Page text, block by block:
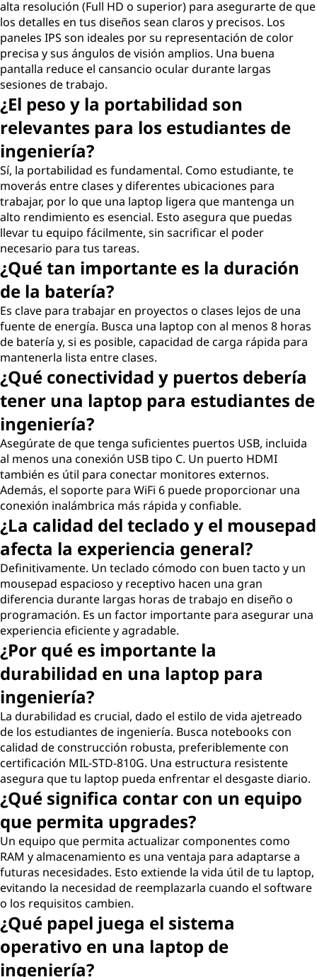
alta resolución (Full HD o superior) para asegurarte de que
los detalles en tus diseños sean claros y precisos. Los
paneles IPS son ideales por su representación de color
precisa y sus ángulos de visión amplios. Una buena
pantalla reduce el cansancio ocular durante largas
sesiones de trabajo.
¿El peso y la portabilidad son
relevantes para los estudiantes de
ingeniería?
Sí, la portabilidad es fundamental. Como estudiante, te
moverás entre clases y diferentes ubicaciones para
trabajar, por lo que una laptop ligera que mantenga un
alto rendimiento es esencial. Esto asegura que puedas
llevar tu equipo fácilmente, sin sacrificar el poder
necesario para tus tareas.
¿Qué tan importante es la duración
de la batería?
Es clave para trabajar en proyectos o clases lejos de una
fuente de energía. Busca una laptop con al menos 8 horas
de batería y, si es posible, capacidad de carga rápida para
mantenerla lista entre clases.
¿Qué conectividad y puertos debería
tener una laptop para estudiantes de
ingeniería?
Asegúrate de que tenga suficientes puertos USB, incluida
al menos una conexión USB tipo C. Un puerto HDMI
también es útil para conectar monitores externos.
Además, el soporte para WiFi 6 puede proporcionar una
conexión inalámbrica más rápida y confiable.
¿La calidad del teclado y el mousepad
afecta la experiencia general?
Definitivamente. Un teclado cómodo con buen tacto y un
mousepad espacioso y receptivo hacen una gran
diferencia durante largas horas de trabajo en diseño o
programación. Es un factor importante para asegurar una
experiencia eficiente y agradable.
¿Por qué es importante la
durabilidad en una laptop para
ingeniería?
La durabilidad es crucial, dado el estilo de vida ajetreado
de los estudiantes de ingeniería. Busca notebooks con
calidad de construcción robusta, preferiblemente con
certificación MIL-STD-810G. Una estructura resistente
asegura que tu laptop pueda enfrentar el desgaste diario.
¿Qué significa contar con un equipo
que permita upgrades?
Un equipo que permita actualizar componentes como
RAM y almacenamiento es una ventaja para adaptarse a
futuras necesidades. Esto extiende la vida útil de tu laptop,
evitando la necesidad de reemplazarla cuando el software
o los requisitos cambien.
¿Qué papel juega el sistema
operativo en una laptop de
ingeniería?